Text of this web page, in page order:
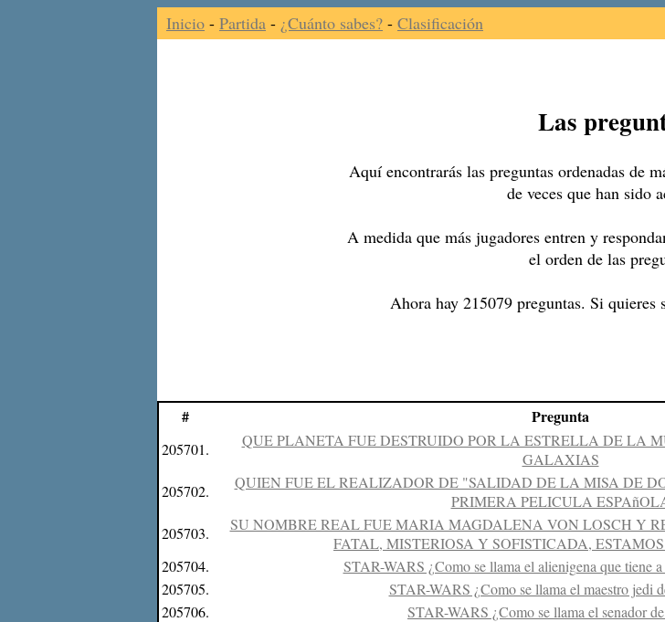
Inicio - Partida - ¿Cuánto sabes? - Clasificación
Las
Aquí encontrarás las preguntas ordenadas de
de veces que han sido
A medida que más jugadores entren y
el orden de las
Ahora hay 215079 preguntas. Si quieres
# Pregunta
205701.
QUE PLANETA FUE DESTRUIDO POR LA ESTRELLA DE LA
GALAXIAS
205702.
QUIEN FUE EL REALIZADOR DE "SALIDAD DE LA MISA DE
PRIMERA PELICULA
205703.
SU NOMBRE REAL FUE MARIA MAGDALENA VON LOSCH Y
FATAL, MISTERIOSA Y SOFISTICADA,
205704.
STAR-WARS ¿Como se llama el alienigena que tiene
205705.
STAR-WARS ¿Como se llama el maestro jedi
205706.
STAR-WARS ¿Como se llama el senador